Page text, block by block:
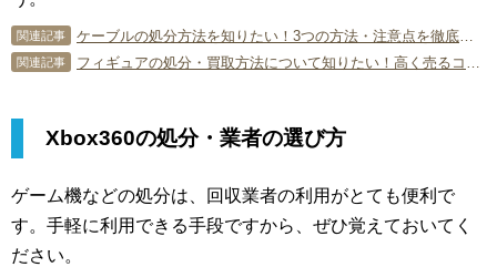
関連記事
関連記事
Xbox360の処分・業者の選び方
ゲーム機などの処分は、回収業者の利用がとても便利で
す。手軽に利用できる手段ですから、ぜひ覚えておいてく
ださい。